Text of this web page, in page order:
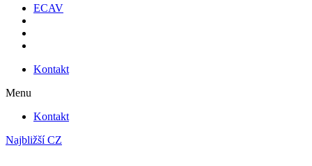
ECAV
Kontakt
Menu
Kontakt
Najbližší CZ